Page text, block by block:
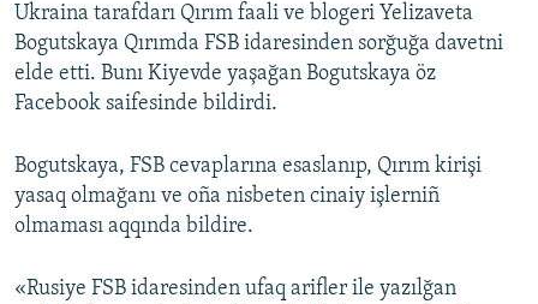
RFE/RS bütün saytları
Ukraina tarafdarı Qırım faali ve blogeri Yelizaveta
Bogutskaya Qırımda FSB idaresinden sorğuğa davetni
elde etti. Bunı Kiyevde yaşağan Bogutskaya öz
Facebook saifesinde bildirdi.
Bogutskaya, FSB cevaplarına esaslanıp, Qırım kirişi
yasaq olmağanı ve oña nisbeten cinaiy işlerniñ
olmaması aqqında bildire.
«Rusiye FSB idaresinden ufaq arifler ile yazılğan